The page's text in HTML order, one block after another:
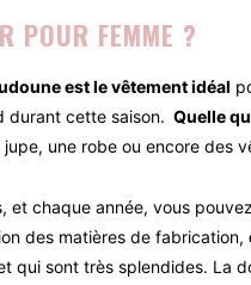
POUR FEMME ?
est le vêtement idéal
durant cette saison. Quelle
une robe ou encore des
chaque année, vous
des matières de fabrication,
sont très splendides. La